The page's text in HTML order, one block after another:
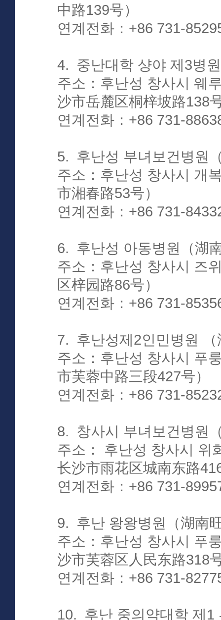
中路139号）
연계전화：+86 731-
4. 중난대학 샹야 제3병
주소：후난성 창사시 웨
沙市岳麓区桐梓坡路138
연계전화：+86 731-
5. 후난성 부녀보건병원
주소：후난성 창사시 개
市湘春路53号）
연계전화：+86 731-
6. 후난성 아동병원（湖
주소：후난성 창사시 즈
区梓园路86号）
연계전화：+86 731-
7. 후난성제2인민병원
주소：후난성 창사시 푸
市芙蓉中路三段427号）
연계전화：+86 731-
8. 창사시 부녀보건병원
주소： 후난성 창사시
长沙市雨花区城南东路
연계전화：+86 731-
9. 후난 왕왕병원（湖南
주소：후난성 창사시 푸
沙市芙蓉区人民东路318
연계전화：+86 731-
10. 후난 중의약대학 제1